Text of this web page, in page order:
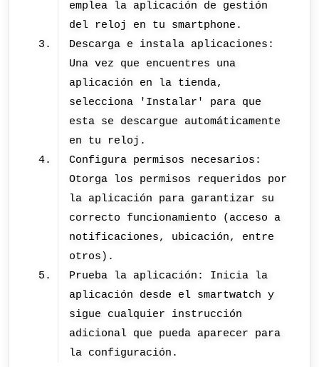
emplea la aplicación de gestión
del reloj en tu smartphone.
Descarga e instala aplicaciones:
Una vez que encuentres una
aplicación en la tienda,
selecciona 'Instalar' para que
esta se descargue automáticamente
en tu reloj.
Configura permisos necesarios:
Otorga los permisos requeridos por
la aplicación para garantizar su
correcto funcionamiento (acceso a
notificaciones, ubicación, entre
otros).
Prueba la aplicación: Inicia la
aplicación desde el smartwatch y
sigue cualquier instrucción
adicional que pueda aparecer para
la configuración.